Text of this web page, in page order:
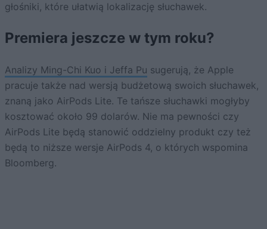
głośniki, które ułatwią lokalizację słuchawek.
Premiera jeszcze w tym roku?
Analizy Ming-Chi Kuo i Jeffa Pu sugerują, że Apple
pracuje także nad wersją budżetową swoich słuchawek,
znaną jako AirPods Lite. Te tańsze słuchawki mogłyby
kosztować około 99 dolarów. Nie ma pewności czy
AirPods Lite będą stanowić oddzielny produkt czy też
będą to niższe wersje AirPods 4, o których wspomina
Bloomberg.